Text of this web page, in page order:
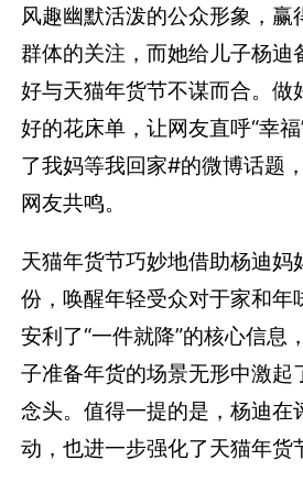
风趣幽默活泼的公众形象，赢
群体的关注，而她给儿子杨迪
好与天猫年货节不谋而合。做
好的花床单，让网友直呼“幸
了我妈等我回家#的微博话题
网友共鸣。
天猫年货节巧妙地借助杨迪妈
份，唤醒年轻受众对于家和年
安利了“一件就降”的核心信息
子准备年货的场景无形中激起
念头。值得一提的是，杨迪在
动，也进一步强化了天猫年货